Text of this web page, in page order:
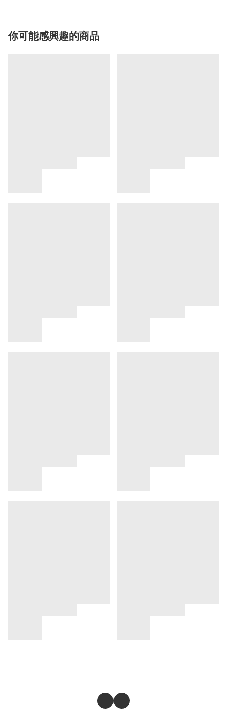
你可能感興趣的商品